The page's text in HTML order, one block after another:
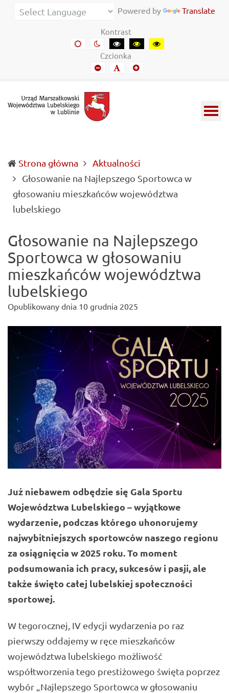
Urząd
Informacje
Lubelszczyźnie
Powered by Translate
Kontrast
Domyślny
kontrast
Kontrast
nocny
Kontrast
czarny-
biały
Kontrast
czarny-
Kontrast
żółto-
Czcionka
Mniejszy
font
Domyślny
font
Mniejszy
Strona główna
Aktualności
Głosowanie na Najlepszego Sportowca w
głosowaniu mieszkańców województwa
lubelskiego
Głosowanie na Najlepszego
Sportowca w głosowaniu
mieszkańców województwa
lubelskiego
Opublikowany dnia 10 grudnia 2025
Już niebawem odbędzie się Gala Sportu
Województwa Lubelskiego – wyjątkowe
wydarzenie, podczas którego uhonorujemy
najwybitniejszych sportowców naszego regionu
za osiągnięcia w 2025 roku. To moment
podsumowania ich pracy, sukcesów i pasji, ale
także święto całej lubelskiej społeczności
sportowej.
W tegorocznej, IV edycji wydarzenia po raz
pierwszy oddajemy w ręce mieszkańców
województwa lubelskiego możliwość
współtworzenia tego prestiżowego święta poprzez
wybór „Najlepszego Sportowca w głosowaniu